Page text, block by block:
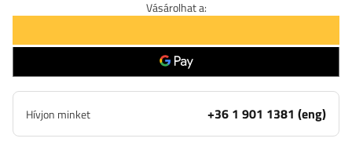
Vásárolhat a:
Hívjon minket +36 1 901 1381 (eng)